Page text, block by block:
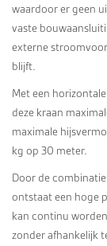
waardoor er geen
vaste
externe
blijft.
Met een
deze kraan
maximale
kg op 30 meter.
Door de
ontstaat een hoge
kan continu
zonder afhankelijk